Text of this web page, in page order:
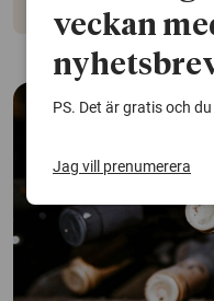
Alkohol Coronaviruset
veckan
PS. Det är gratis och
Jag vill prenumerera